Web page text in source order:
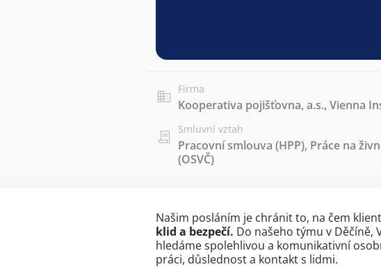
Firma
Kooperativa pojišťovna, a.s., Vienna
Smluvní vztah
Pracovní smlouva (HPP), Práce na
(OSVČ)
Našim posláním je chránit to, na čem
klid a bezpečí. Do našeho týmu v Děčíně,
hledáme spolehlivou a komunikativní
práci, důslednost a kontakt s lidmi.